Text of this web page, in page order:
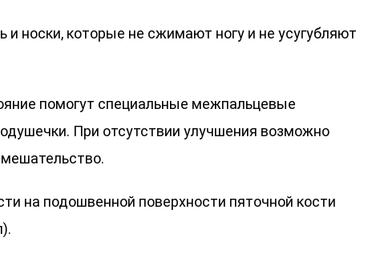
и носки, которые не сжимают ногу и не усугубляют
помогут специальные межпальцевые
При отсутствии улучшения возможно
на подошвенной поверхности пяточной кости